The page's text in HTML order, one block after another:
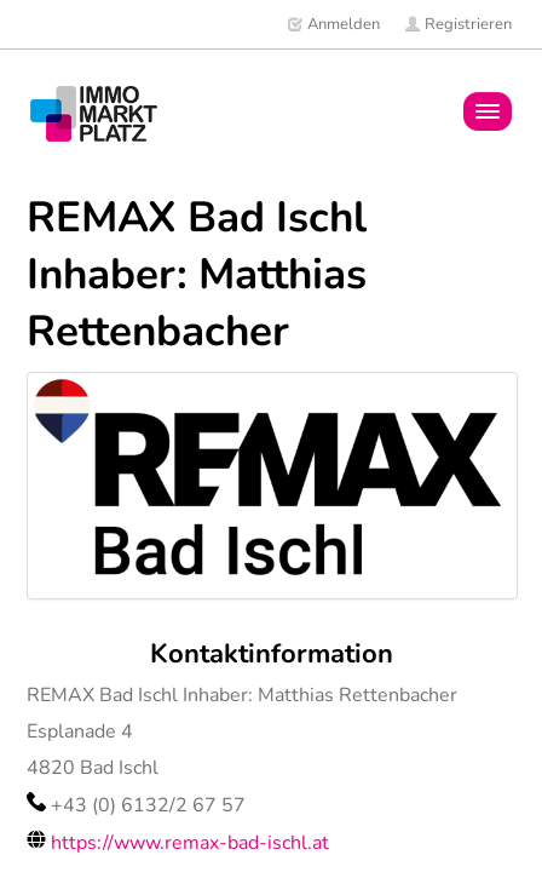
Anmelden Registrieren
Immobilien
Mitglieder
News
REMAX Bad Ischl
Inhaber: Matthias
Rettenbacher
Kontaktinformation
REMAX Bad Ischl Inhaber: Matthias Rettenbacher
Esplanade 4
4820 Bad Ischl
+43 (0) 6132/2 67 57
https://www.remax-bad-ischl.at